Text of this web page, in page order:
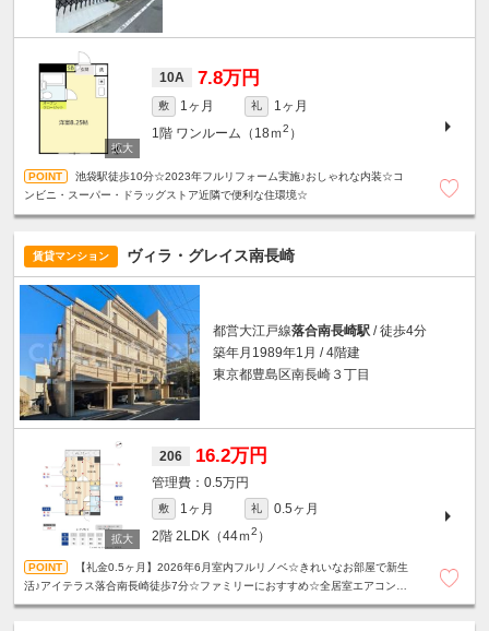
10A 7.8万円
敷 1ヶ月 礼
1ヶ月
1階 ワンルーム（18ｍ2 ）
池袋駅徒歩10分☆2023年フルリフォーム実施♪おしゃれな内装☆コ
ンビニ・スーパー・ドラッグストア近隣で便利な住環境☆
賃貸マンション ヴィラ・グレイス南長崎
都営大江戸線落合南長崎駅 / 徒歩4分
築年月1989年1月 / 4階建
東京都豊島区南長崎３丁目
206 16.2万円
0.5万円
敷 1ヶ月 礼
0.5ヶ月
2階 2LDK（44ｍ2 ）
【礼金0.5ヶ月】2026年6月室内フルリノベ☆きれいなお部屋で新生
活♪アイテラス落合南長崎徒歩7分☆ファミリーにおすすめ☆全居室エアコン付